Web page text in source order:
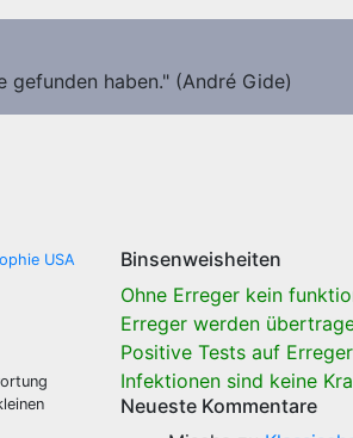
gefunden haben." (André Gide)
USA
Binsenweisheiten
Ohne Erreger kein
Erreger werden
Positive Tests auf
Infektionen sind keine
Neueste Kommentare